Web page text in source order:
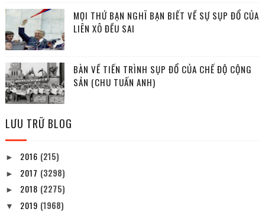
MỌI THỨ BẠN NGHĨ BẠN BIẾT VỀ SỰ SỤP ĐỔ CỦA
LIÊN XÔ ĐỀU SAI
BÀN VỀ TIẾN TRÌNH SỤP ĐỔ CỦA CHẾ ĐỘ CỘNG
SẢN (CHU TUẤN ANH)
LƯU TRỮ BLOG
► 2016 (215)
► 2017 (3298)
► 2018 (2275)
▼ 2019 (1968)